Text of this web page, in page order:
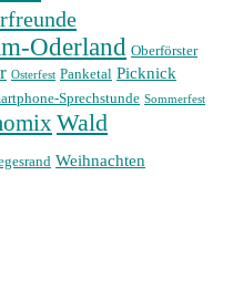
Oderland Oberförster
Osterfest Panketal Picknick
Sprechstunde Sommerfest
Wald
Weihnachten